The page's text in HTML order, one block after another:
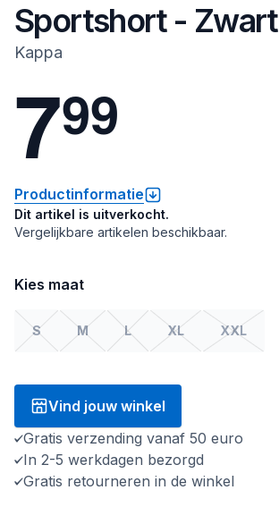
Sportshort - Zwart
Kappa
799
Productinformatie
Dit artikel is uitverkocht.
Vergelijkbare artikelen beschikbaar.
Kies maat
S M L XL XXL
Vind jouw winkel
Gratis verzending vanaf 50 euro
In 2-5 werkdagen bezorgd
Gratis retourneren in de winkel